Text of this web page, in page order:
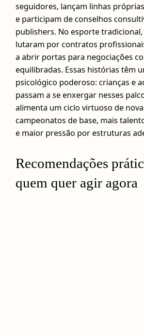
seguidores, lançam linhas
e participam de conselhos
publishers. No esporte
lutaram por contratos
a abrir portas para negociações
equilibradas. Essas histórias têm
psicológico poderoso: crianças e
passam a se enxergar nesses
alimenta um ciclo virtuoso de
campeonatos de base, mais
e maior pressão por estruturas
Recomendações
quem quer agir agora